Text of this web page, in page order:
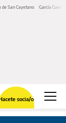
de San Cayetano García Cuerva
socia/o